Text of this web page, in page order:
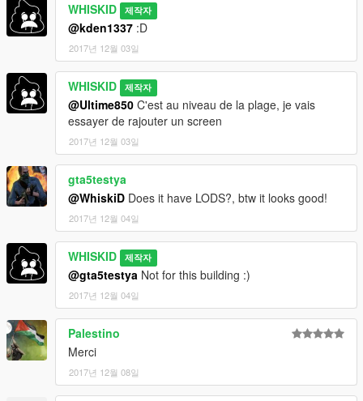
WHISKID 제작자
@kden1337 :D
2017년 12월 03일
WHISKID 제작자
@Ultime850 C'est au niveau de la plage, je vais
essayer de rajouter un screen
2017년 12월 03일
gta5testya
@WhiskiD Does it have LODS?, btw it looks good!
2017년 12월 04일
WHISKID 제작자
@gta5testya Not for this building :)
2017년 12월 04일
Palestino
Merci
2017년 12월 08일